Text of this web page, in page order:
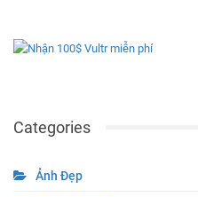
Categories
Ảnh Đẹp